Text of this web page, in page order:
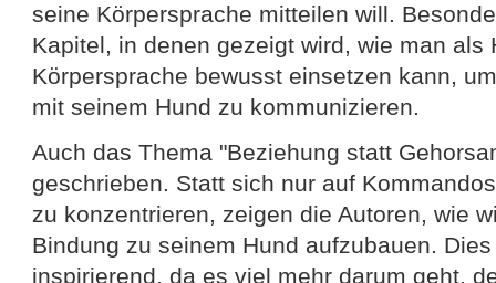
seine Körpersprache mitteilen will.
Kapitel, in denen gezeigt wird, wie man als
Körpersprache bewusst einsetzen kann,
mit seinem Hund zu kommunizieren.
Auch das Thema "Beziehung statt
geschrieben. Statt sich nur auf
zu konzentrieren, zeigen die Autoren, wie
Bindung zu seinem Hund aufzubauen.
inspirierend, da es viel mehr darum geht,